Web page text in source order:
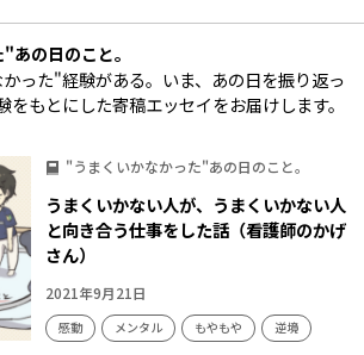
の日のこと。
った"経験がある。いま、あの日を振り返っ
をもとにした寄稿エッセイをお届けします。
"うまくいかなかった"あの日のこと。
うまくいかない人が、うまくいかない人
と向き合う仕事をした話（看護師のかげ
さん）
2021年9月21日
感動 メンタル もやもや 逆境